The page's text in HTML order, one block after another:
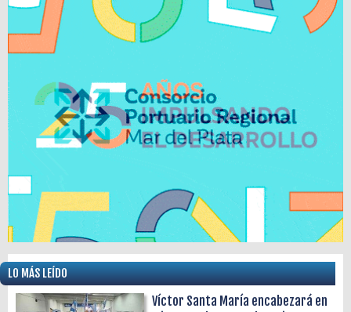
LO MÁS LEÍDO
Víctor Santa María encabezará en